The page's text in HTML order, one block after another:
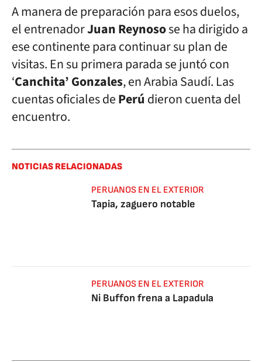
A manera de preparación para esos duelos,
el entrenadorJuan Reynosose ha dirigido a
ese continente para continuar su plan de
visitas. En su primera parada se juntó con
‘Canchita’ Gonzales, en Arabia Saudí. Las
cuentas oficiales dePerú dieron cuenta del
encuentro.
NOTICIAS RELACIONADAS
PERUANOS EN EL EXTERIOR
Tapia, zaguero notable
PERUANOS EN EL EXTERIOR
Ni Buffon frena a Lapadula